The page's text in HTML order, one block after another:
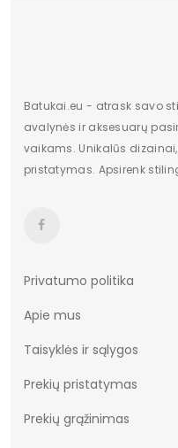
Batukai.eu - atrask savo
avalynės ir aksesuarų
vaikams. Unikalūs
pristatymas. Apsirenk
Privatumo politika
Apie mus
Taisyklės ir sąlygos
Prekių pristatymas
Prekių grąžinimas